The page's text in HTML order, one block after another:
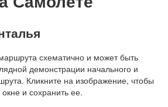
схематично и может быть
демонстрации начального и
Кликните на изображение, чтобы
и сохранить ее.